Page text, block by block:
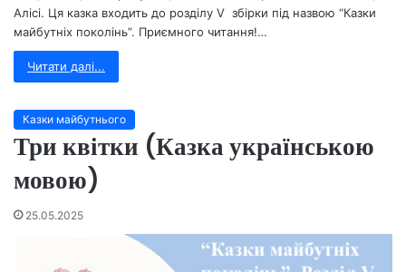
Алісі. Ця казка входить до розділу V збірки під назвою “Казки
майбутніх поколінь”. Приємного читання!…
Читати далі...
Казки майбутнього
Три квітки (Казка українською
мовою)
25.05.2025